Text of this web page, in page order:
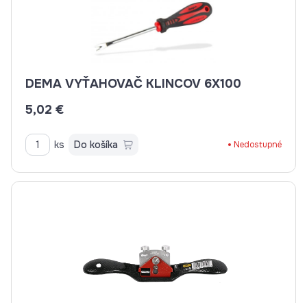
DEMA VYŤAHOVAČ KLINCOV 6X100
5,02 €
ks Do košíka Nedostupné